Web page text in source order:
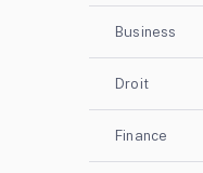
Business
Droit
Finance